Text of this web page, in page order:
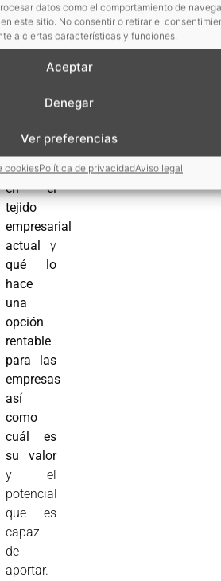
datos como el comportamiento de
este sitio. No consentir o retirar el
a ciertas características y funciones.
Aceptar
Denegar
Ver preferencias
cookiesPolítica de privacidadAviso legal
En este
vídeo,te
computing
es una
fórmula
de éxito
en el
tejido
empresarial
actual
y
qué lo
hace
una
opción
rentable
para las
empresas
así
como
cuál es
su valor
y el
potencial
que es
capaz
de
aportar.